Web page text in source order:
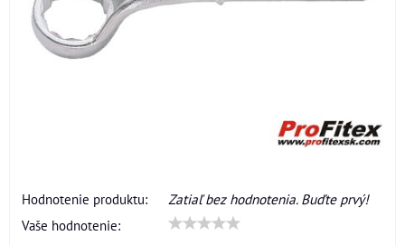
Hodnotenie produktu:
Zatiaľ bez hodnotenia. Buďte prvý!
Vaše hodnotenie: